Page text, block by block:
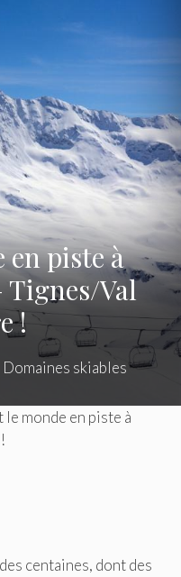
en piste à
Tignes/Val
!
Domaines skiables
le monde en piste à
centaines, dont des